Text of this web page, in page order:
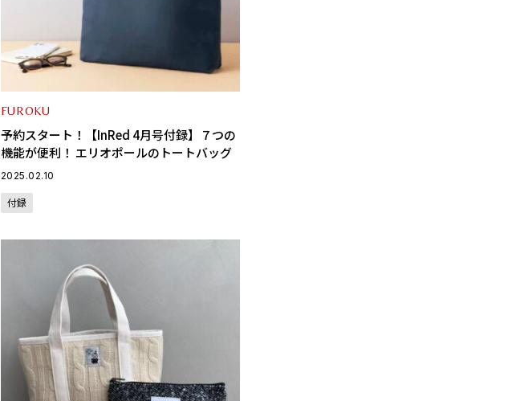
FUROKU
予約スタート！【InRed 4月号付録】７つの
機能が便利！ エリオポールのトートバッグ
2025.02.10
付録